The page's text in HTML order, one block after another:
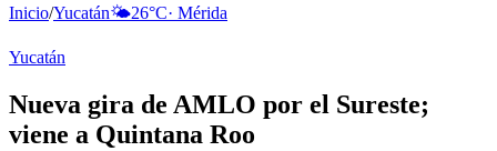
Inicio/Yucatán🌤️26°C· Mérida
Yucatán
Nueva gira de AMLO por el Sureste;
viene a Quintana Roo